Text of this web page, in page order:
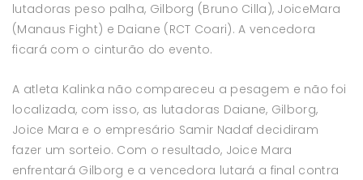
lutadoras peso palha, Gilborg (Bruno Cilla), JoiceMara
(Manaus Fight) e Daiane (RCT Coari). A vencedora
ficará com o cinturão do evento.
A atleta Kalinka não compareceu a pesagem e não foi
localizada, com isso, as lutadoras Daiane, Gilborg,
Joice Mara e o empresário Samir Nadaf decidiram
fazer um sorteio. Com o resultado, Joice Mara
enfrentará Gilborg e a vencedora lutará a final contra